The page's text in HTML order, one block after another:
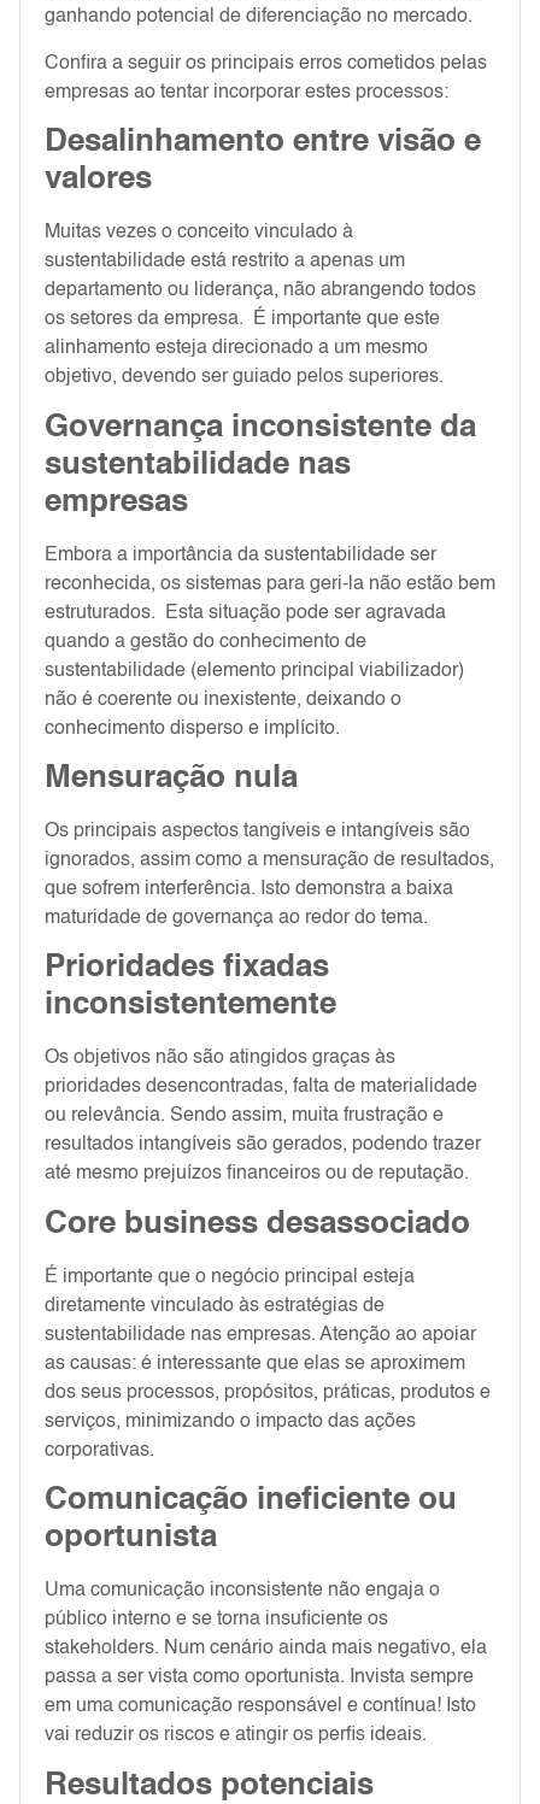
ganhando potencial de diferenciação no mercado.
Confira a seguir os principais erros cometidos pelas
empresas ao tentar incorporar estes processos:
Desalinhamento entre visão e
valores
Muitas vezes o conceito vinculado à
sustentabilidade está restrito a apenas um
departamento ou liderança, não abrangendo todos
os setores da empresa. É importante que este
alinhamento esteja direcionado a um mesmo
objetivo, devendo ser guiado pelos superiores.
Governança inconsistente da
sustentabilidade nas
empresas
Embora a importância da sustentabilidade ser
reconhecida, os sistemas para geri-la não estão bem
estruturados. Esta situação pode ser agravada
quando a gestão do conhecimento de
sustentabilidade (elemento principal viabilizador)
não é coerente ou inexistente, deixando o
conhecimento disperso e implícito.
Mensuração nula
Os principais aspectos tangíveis e intangíveis são
ignorados, assim como a mensuração de resultados,
que sofrem interferência. Isto demonstra a baixa
maturidade de governança ao redor do tema.
Prioridades fixadas
inconsistentemente
Os objetivos não são atingidos graças às
prioridades desencontradas, falta de materialidade
ou relevância. Sendo assim, muita frustração e
resultados intangíveis são gerados, podendo trazer
até mesmo prejuízos financeiros ou de reputação.
Core business desassociado
É importante que o negócio principal esteja
diretamente vinculado às estratégias de
sustentabilidade nas empresas. Atenção ao apoiar
as causas: é interessante que elas se aproximem
dos seus processos, propósitos, práticas, produtos e
serviços, minimizando o impacto das ações
corporativas.
Comunicação ineficiente ou
oportunista
Uma comunicação inconsistente não engaja o
público interno e se torna insuficiente os
stakeholders. Num cenário ainda mais negativo, ela
passa a ser vista como oportunista. Invista sempre
em uma comunicação responsável e contínua! Isto
vai reduzir os riscos e atingir os perfis ideais.
Resultados potenciais